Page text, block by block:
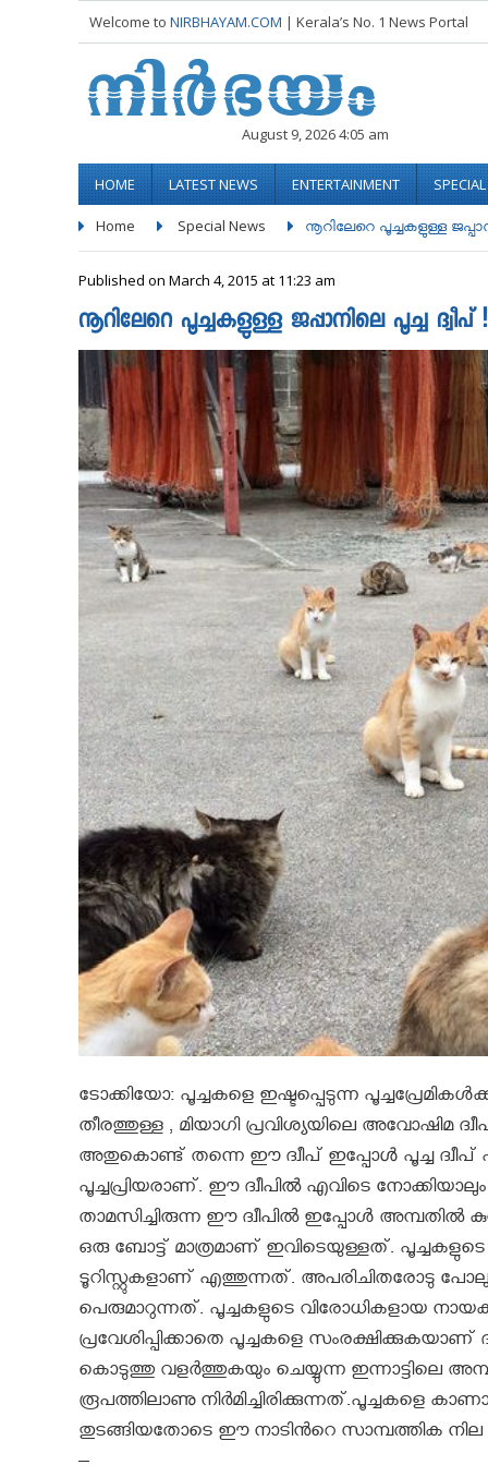
Welcome to NIRBHAYAM.COM | Kerala’s No. 1 News Portal
August 9, 2026 4:05 am
HOME LATEST NEWS ENTERTAINMENT
Home Special News നൂറിലേറെ പൂച്ചകളുള്ള
Published on March 4, 2015 at 11:23 am
നൂറിലേറെ പൂച്ചകളുള്ള ജപ്പാനിലെ പൂച്ച ദ്വീപ് !
ടോക്കിയോ: പൂച്ചകളെ ഇഷ്ടപ്പെടുന്ന
തീരത്തുള്ള , മിയാഗി പ്രവിശ്യയിലെ
അതുകൊണ്ട് തന്നെ ഈ ദ്വീപ്‌ ഇപ്പോൾ പൂച്ച
പൂച്ചപ്രിയരാണ്. ഈ ദ്വീപിൽ എവിടെ
താമസിച്ചിരുന്ന ഈ ദ്വീപില്‍ ഇപ്പോള്‍
ഒരു ബോട്ട് മാത്രമാണ് ഇവിടെയുള്ളത്. പൂച്ചകളുടെ
ടൂറിസ്റ്റുകളാണ് എത്തുന്നത്. അപരിചിതരോടു
പെരുമാറുന്നത്. പൂച്ചകളുടെ വിരോധികളായ
പ്രവേശിപ്പിക്കാതെ പൂച്ചകളെ
കൊടുത്തു വളര്‍ത്തുകയും ചെയ്യുന്ന ഇന്നാട്ടിലെ
രൂപത്തിലാണു നിര്‍മിച്ചിരിക്കുന്നത്.പൂച്ചകളെ
തുടങ്ങിയതോടെ ഈ നാടിന്‍റെ സാമ്പത്തിക നില